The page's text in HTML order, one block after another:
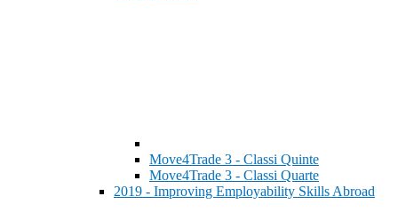
Move4Trade 3 - Classi Quinte
Move4Trade 3 - Classi Quarte
2019 - Improving Employability Skills Abroad